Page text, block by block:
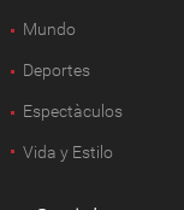
Mundo
Deportes
Espectàculos
Vida y Estilo